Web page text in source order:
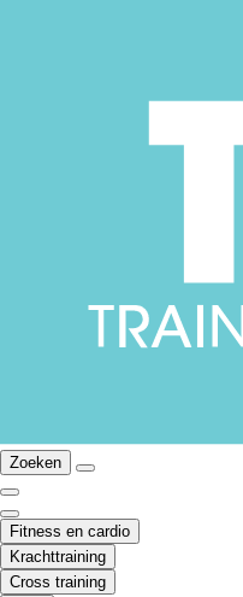
Zoeken
Fitness en cardio
Krachttraining
Cross training